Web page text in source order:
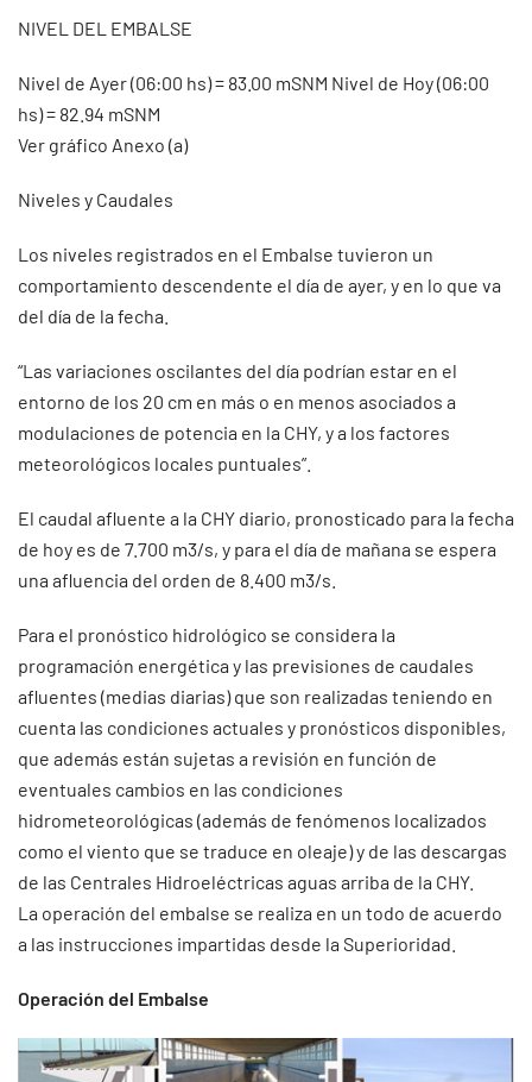
NIVEL DEL EMBALSE
Nivel de Ayer (06:00 hs) = 83.00 mSNM Nivel de Hoy (06:00
hs) = 82.94 mSNM
Ver gráfico Anexo (a)
Niveles y Caudales
Los niveles registrados en el Embalse tuvieron un
comportamiento descendente el día de ayer, y en lo que va
del día de la fecha.
“Las variaciones oscilantes del día podrían estar en el
entorno de los 20 cm en más o en menos asociados a
modulaciones de potencia en la CHY, y a los factores
meteorológicos locales puntuales”.
El caudal afluente a la CHY diario, pronosticado para la fecha
de hoy es de 7.700 m3/s, y para el día de mañana se espera
una afluencia del orden de 8.400 m3/s.
Para el pronóstico hidrológico se considera la
programación energética y las previsiones de caudales
afluentes (medias diarias) que son realizadas teniendo en
cuenta las condiciones actuales y pronósticos disponibles,
que además están sujetas a revisión en función de
eventuales cambios en las condiciones
hidrometeorológicas (además de fenómenos localizados
como el viento que se traduce en oleaje) y de las descargas
de las Centrales Hidroeléctricas aguas arriba de la CHY.
La operación del embalse se realiza en un todo de acuerdo
a las instrucciones impartidas desde la Superioridad.
Operación del Embalse